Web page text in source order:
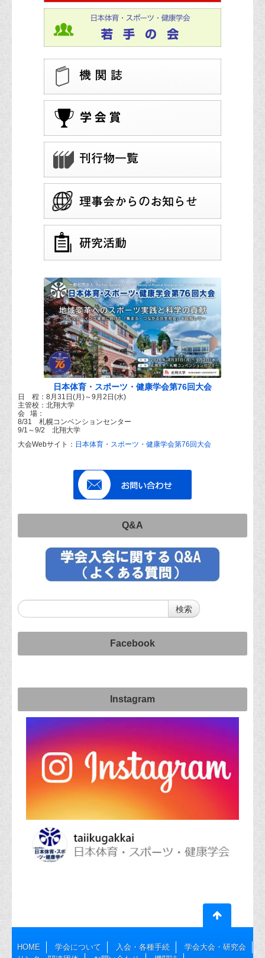
日本体育・スポーツ・健康学会第76回大会
日 程：8月31日(月)～9月2日(水)
主管校：北翔大学
会 場：
8/31 札幌コンベンションセンター
9/1～9/2 北翔大学
大会Webサイト： 日本体育・スポーツ・健康学会第76回大会
Q&A
Facebook
Instagram
HOME 学会について 入会・各種手続
学会大会・研究会